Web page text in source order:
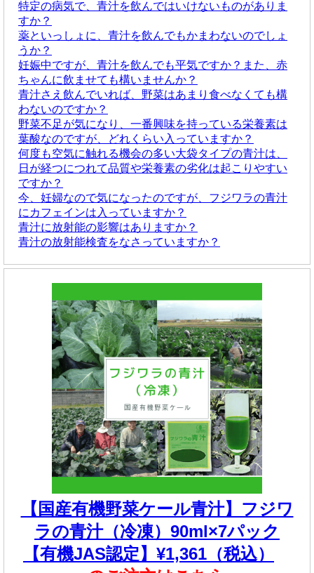
特定の病気で、青汁を飲んではいけないものがありま
すか？
薬といっしょに、青汁を飲んでもかまわないのでしょ
うか？
妊娠中ですが、青汁を飲んでも平気ですか？また、赤
ちゃんに飲ませても構いませんか？
青汁さえ飲んでいれば、野菜はあまり食べなくても構
わないのですか？
野菜不足が気になり、一番興味を持っている栄養素は
葉酸なのですが、どれくらい入っていますか？
何度も空気に触れる機会の多い大袋タイプの青汁は、
日が経つにつれて品質や栄養素の劣化は起こりやすい
ですか？
今、妊婦なので気になったのですが、フジワラの青汁
にカフェインは入っていますか？
青汁に放射能の影響はありますか？
青汁の放射能検査をなさっていますか？
【国産有機野菜ケール青汁】フジワ
ラの青汁（冷凍）90ml×7パック
【有機JAS認定】¥1,361（税込）